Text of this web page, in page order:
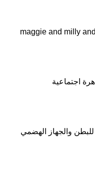
اجتماعية
والجهاز الهضمي